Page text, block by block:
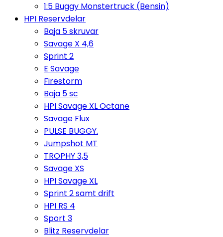
1:5 Buggy Monstertruck (Bensin)
HPI Reservdelar
Baja 5 skruvar
Savage X 4,6
Sprint 2
E Savage
Firestorm
Baja 5 sc
HPI Savage XL Octane
Savage Flux
PULSE BUGGY.
Jumpshot MT
TROPHY 3,5
Savage XS
HPI Savage XL
Sprint 2 samt drift
HPI RS 4
Sport 3
Blitz Reservdelar